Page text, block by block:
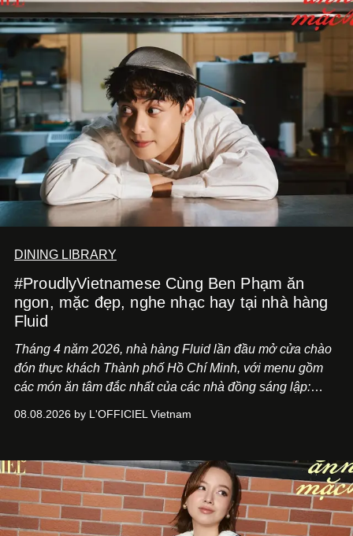
và ‘Nguyệt Sắc Giao Hòa’, gửi trao ước nguyện bình an
và hạnh phúc viên mãn.
DINING LIBRARY
#ProudlyVietnamese Cùng Ben Phạm ăn
ngon, mặc đẹp, nghe nhạc hay tại nhà hàng
Fluid
Tháng 4 năm 2026, nhà hàng Fluid lần đầu mở cửa chào
đón thực khách Thành phố Hồ Chí Minh, với menu gồm
các món ăn tâm đắc nhất của các nhà đồng sáng lập:
món ăn đa dạng từ Á đến Âu nhanh chóng được yêu thích
mang đến niềm vui cho thực khách.
08.08.2026 by L'OFFICIEL Vietnam